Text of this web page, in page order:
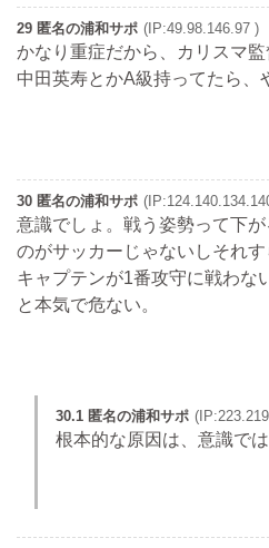
29 匿名の浦和サポ (IP:49.98.146.97 )
かなり重症だから、カリスマ監
中田英寿とかA級持ってたら、
30 匿名の浦和サポ
意識でしょ。戦う姿勢って下
のがサッカーじゃないしそれ
キャプテンが1番攻守に戦わな
と本気で危ない。
30.1 匿名の浦和サポ
根本的な原因は、意識で